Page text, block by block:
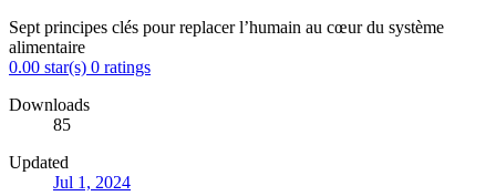
Sept principes clés pour replacer l’humain au cœur du système
alimentaire
0.00 star(s) 0 ratings
Downloads
85
Updated
Jul 1, 2024